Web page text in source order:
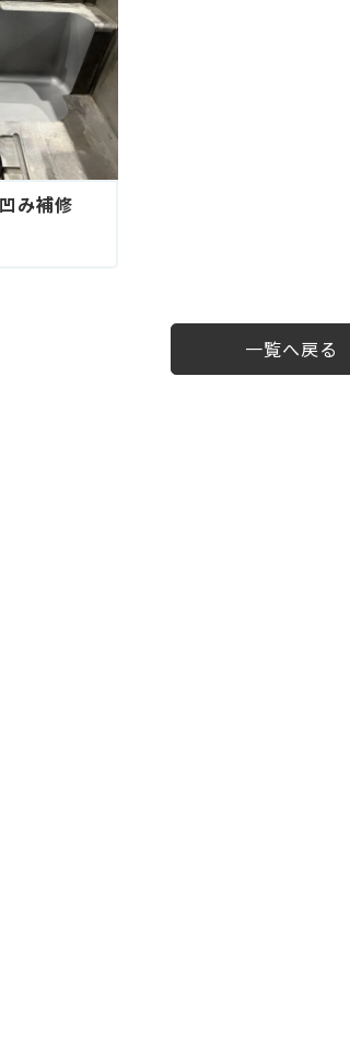
み補修
一覧へ戻る